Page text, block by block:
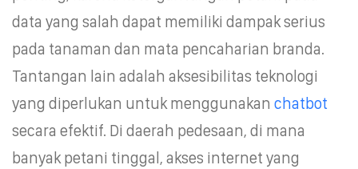
data yang salah dapat memiliki dampak serius
pada tanaman dan mata pencaharian branda.
Tantangan lain adalah aksesibilitas teknologi
yang diperlukan untuk menggunakan chatbot
secara efektif. Di daerah pedesaan, di mana
banyak petani tinggal, akses internet yang